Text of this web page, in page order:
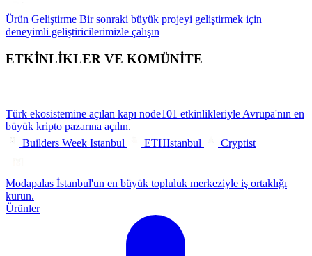
Ürün Geliştirme Bir sonraki büyük projeyi geliştirmek için
deneyimli geliştiricilerimizle çalışın
ETKİNLİKLER VE KOMÜNİTE
Türk ekosistemine açılan kapı node101 etkinlikleriyle Avrupa'nın en
büyük kripto pazarına açılın.
Builders Week Istanbul
ETHIstanbul Cryptist
Modapalas İstanbul'un en büyük topluluk merkeziyle iş ortaklığı
kurun.
Ürünler